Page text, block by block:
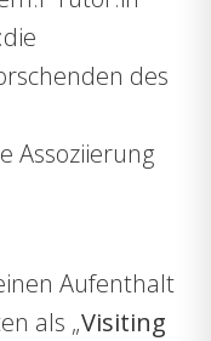
des
Assoziierung
Aufenthalt
als „Visiting